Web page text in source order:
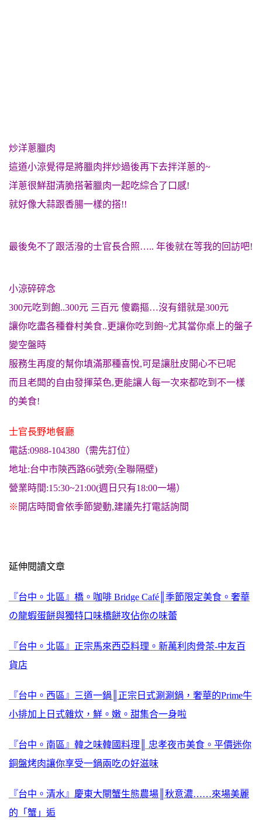
炒洋蔥臘肉
這道小涼覺得是將臘肉拌炒過後再下去拌洋蔥的~
洋蔥很鮮甜清脆搭著臘肉一起吃綜合了口感!
就好像大蒜跟香腸一樣的搭!!
最後免不了跟活潑的士官長合照….. 年後就在等我的回訪吧!
小涼碎碎念
300元吃到飽..300元 三百元 傻霸摳…沒有錯就是300元
讓你吃盡各種眷村美食..更讓你吃到飽~尤其當你桌上的盤子
變空盤時
服務生再度的幫你填滿那種喜悅,可是讓肚皮開心不已呢
而且老闆的自由發揮菜色,更能讓人每一次來都吃到不一樣
的美食!
士官長野地餐廳
電話:0988-104380（需先訂位）
地址:台中市陝西路66號旁(全聯隔壁)
營業時間:15:30~21:00(週日只有18:00一場）
※ 開店時間會依季節變動,建議先打電話詢間
延伸閱讀文章
『台中。北區』橋。咖啡 Bridge Café║季節限定美食。奢華
の龍蝦蛋餅與獨特口味橋餅攻佔你の味蕾
『台中。北區』正宗馬來西亞料理。新萬利肉骨茶-中友百
貨店
『台中。西區』三道一鍋║正宗日式涮涮鍋，奢華的Prime牛
小排加上日式雜炊，鮮。嫩。甜集合一身啦
『台中。南區』韓之味韓國料理║ 忠孝夜市美食。平價迷你
銅盤烤肉讓你享受一鍋兩吃の好滋味
『台中。清水』慶東大閘蟹生態農場║秋意濃……來場美麗
的「蟹」逅